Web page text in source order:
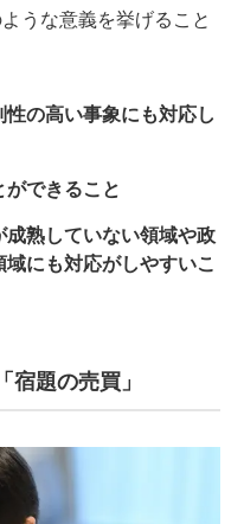
うな意義を挙げること
の高い事象にも対応し
できること
熟していない領域や政
にも対応がしやすいこ
題の売買」